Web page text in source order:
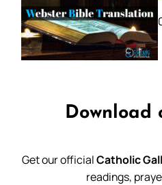
October 11,
Download
Get our officialCatholic
readings,